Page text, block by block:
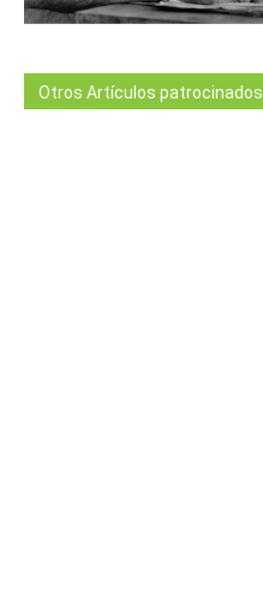
Otros Artículos patrocinados